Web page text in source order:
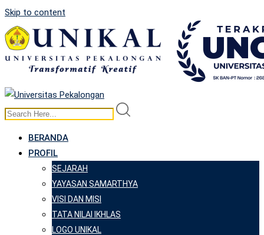
Skip to content
BERANDA
PROFIL
SEJARAH
YAYASAN SAMARTHYA
VISI DAN MISI
TATA NILAI IKHLAS
LOGO UNIKAL